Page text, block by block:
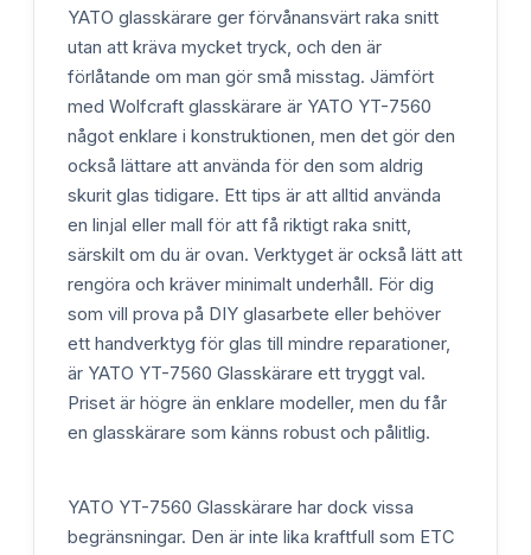
YATO glasskärare ger förvånansvärt raka snitt
utan att kräva mycket tryck, och den är
förlåtande om man gör små misstag. Jämfört
med Wolfcraft glasskärare är YATO YT-7560
något enklare i konstruktionen, men det gör den
också lättare att använda för den som aldrig
skurit glas tidigare. Ett tips är att alltid använda
en linjal eller mall för att få riktigt raka snitt,
särskilt om du är ovan. Verktyget är också lätt att
rengöra och kräver minimalt underhåll. För dig
som vill prova på DIY glasarbete eller behöver
ett handverktyg för glas till mindre reparationer,
är YATO YT-7560 Glasskärare ett tryggt val.
Priset är högre än enklare modeller, men du får
en glasskärare som känns robust och pålitlig.
YATO YT-7560 Glasskärare har dock vissa
begränsningar. Den är inte lika kraftfull som ETC